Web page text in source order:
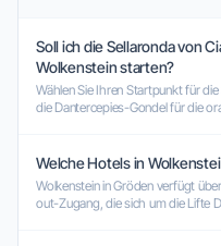
Soll ich die Sellaronda von
Wolkenstein starten?
Wählen Sie Ihren Startpunkt für
die Dantercepies-Gondel für die
Welche Hotels in
Wolkenstein in Gröden verfügt
out-Zugang, die sich um die Lifte